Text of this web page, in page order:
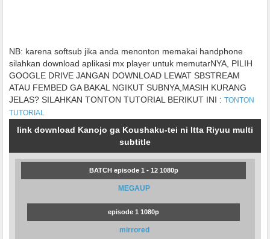
NB: karena softsub jika anda menonton memakai handphone
silahkan download aplikasi mx player untuk memutarNYA, PILIH
GOOGLE DRIVE JANGAN DOWNLOAD LEWAT SBSTREAM
ATAU FEMBED GA BAKAL NGIKUT SUBNYA,MASIH KURANG
JELAS? SILAHKAN TONTON TUTORIAL BERIKUT INI :TONTON
TUTORIAL
link download Kanojo ga Koushaku-tei ni Itta Riyuu multi
subtitle
BATCH episode 1 - 12 1080p
MEGAUP
episode 1 1080p
mirrored